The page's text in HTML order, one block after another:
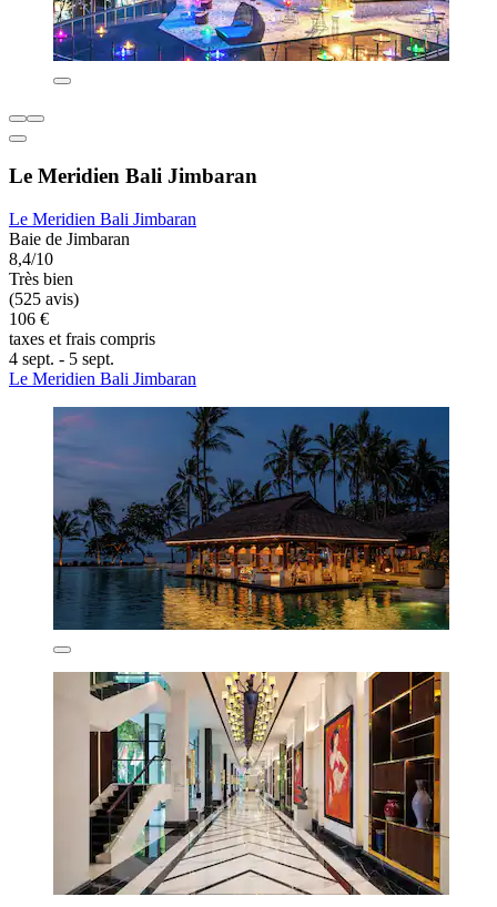
Le Meridien Bali Jimbaran
Le Meridien Bali Jimbaran
Baie de Jimbaran
8,4/10
Très bien
(525 avis)
106 €
taxes et frais compris
4 sept. - 5 sept.
Le Meridien Bali Jimbaran